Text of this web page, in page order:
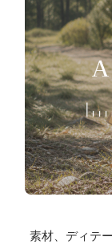
素材、ディテ